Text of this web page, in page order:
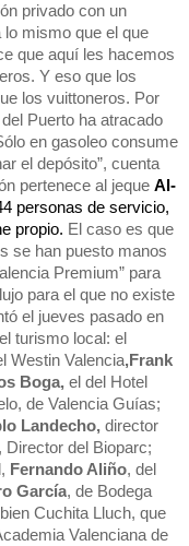
privado con un
mismo que el que
que aquí les hacemos
Y eso que los
los vuittoneros. Por
Puerto ha atracado
en gasoleo consume
el depósito”, cuenta
pertenece al jeque Al-
personas de servicio,
propio. El caso es que
se han puesto manos
Premium” para
para el que no existe
el jueves pasado en
turismo local: el
Westin Valencia,Frank
Boga, el del Hotel
Landecho, director
Fernando Aliño, del
García, de Bodega
Cuchita Lluch, que
Valenciana de